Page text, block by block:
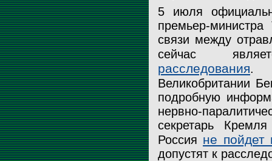
5 июля
премьер-
связи между
сейчас
расследования.
Великобритании
подробную
нервно-
секретарь
Россия не пойдет
допустят к